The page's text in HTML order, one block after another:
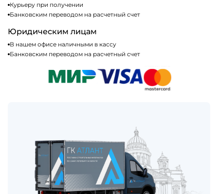
Курьеру при получении
Банковским переводом на расчетный счет
Юридическим лицам
В нашем офисе наличными в кассу
Банковским переводом на расчетный счет